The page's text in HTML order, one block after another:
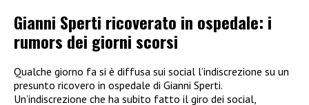
Gianni Sperti ricoverato in ospedale: i
rumors dei giorni scorsi
Qualche giorno fa si è diffusa sui social l’indiscrezione su un
presunto ricovero in ospedale di Gianni Sperti.
Un’indiscrezione che ha subito fatto il giro dei social,